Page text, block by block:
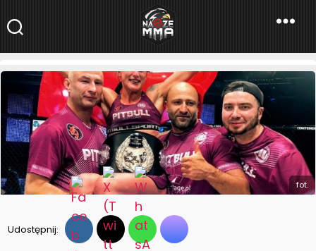
NaszeMMA
NaszeMMA.pl»Aktualności»Ewelina Woźniak pokonała po
niesamowitej wojnie Karolinę Wójcik!
fot.
Udostępnij: